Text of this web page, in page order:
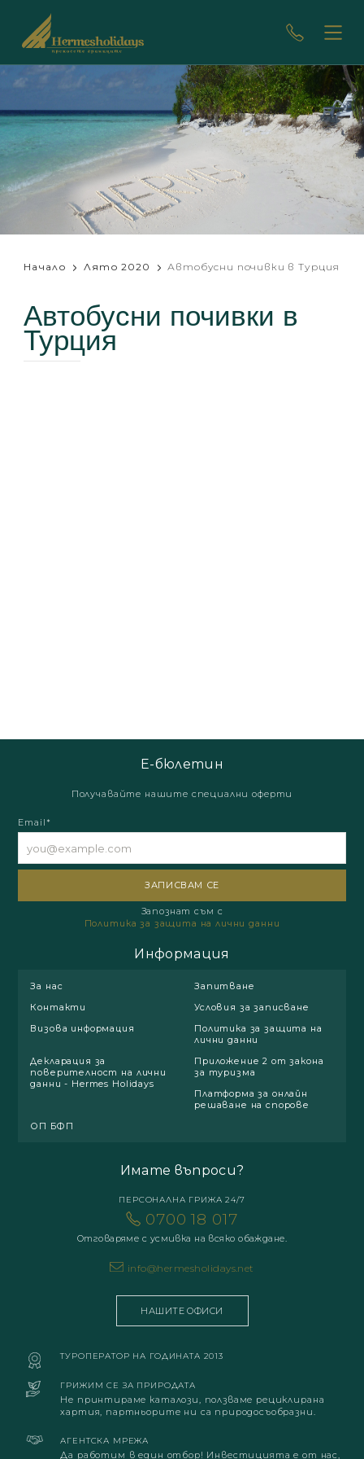
Начало Лято 2020 Автобусни почивки в Турция
Автобусни почивки в
Турция
Е-бюлетин
Получавайте нашите специални оферти
Email*
Запознат съм с
Политика за защита на лични данни
Информация
За нас
Запитване
Контакти
Условия за записване
Визова информация
Политика за защита на
лични данни
Декларация за
поверителност на лични
данни - Hermes Holidays
Приложение 2 от закона
за туризма
Платформа за онлайн
решаване на спорове
ОП БФП
Имате въпроси?
ПЕРСОНАЛНА ГРИЖА 24/7
0700 18 017
Отговаряме с усмивка на всяко обаждане.
info@hermesholidays.net
НАШИТЕ ОФИСИ
ТУРОПЕРАТОР НА ГОДИНАТА 2013
ГРИЖИМ СЕ ЗА ПРИРОДАТА
Не принтираме каталози, ползваме рециклирана
хартия, партньорите ни са природосъобразни.
АГЕНТСКА МРЕЖА
Да работим в един отбор! Инвестицията е от нас,